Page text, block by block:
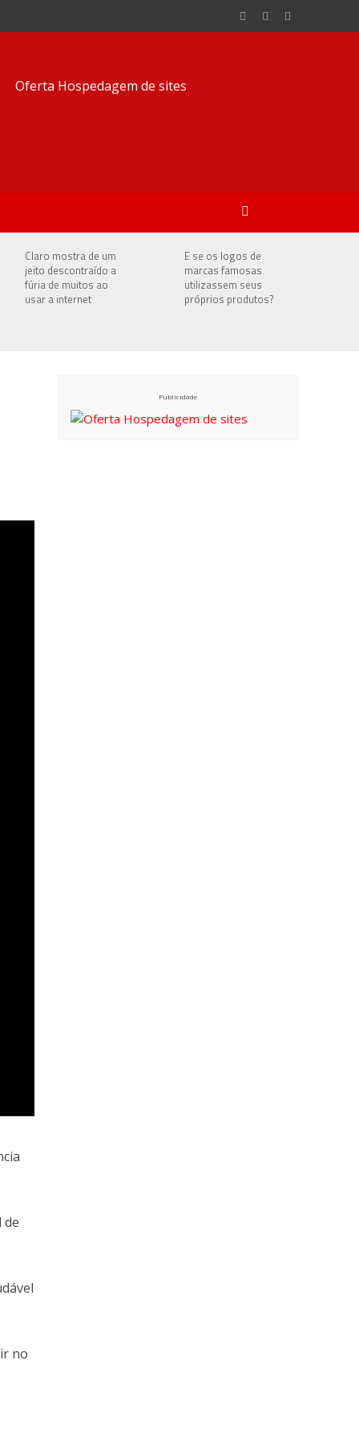
Claro mostra de um
jeito descontraído a
fúria de muitos ao
usar a internet
E se os logos de
marcas famosas
utilizassem seus
próprios produtos?
de
no
Publicidade